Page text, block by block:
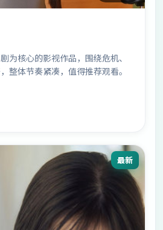
为核心的影视作品，围绕危机、
整体节奏紧凑，值得推荐观看。
最新